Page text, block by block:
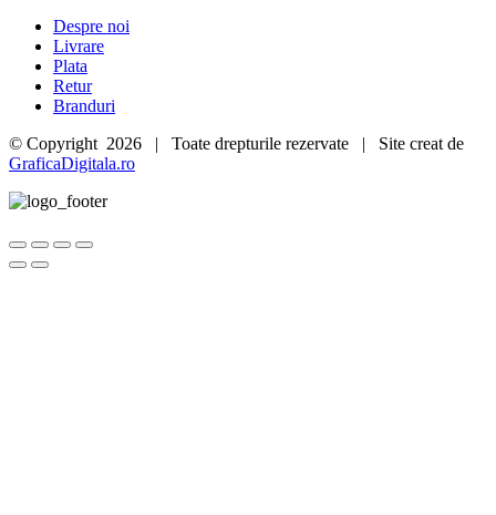
Despre noi
Livrare
Plata
Retur
Branduri
© Copyright 2026 | Toate drepturile rezervate | Site creat de
GraficaDigitala.ro